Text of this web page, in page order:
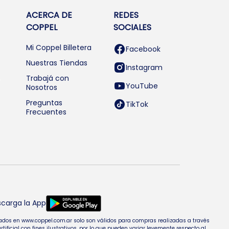
ACERCA DE
COPPEL
Mi Coppel Billetera
Nuestras Tiendas
Trabajá con
Nosotros
Preguntas
Frecuentes
REDES
SOCIALES
Facebook
Instagram
YouTube
TikTok
la App
en www.coppel.com.ar solo son válidos para compras realizadas a través